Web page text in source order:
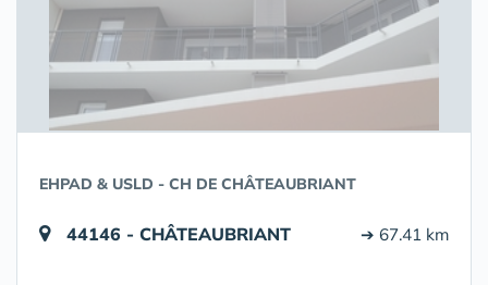
EHPAD & USLD - CH DE CHÂTEAUBRIANT
44146 - CHÂTEAUBRIANT ➔ 67.41 km